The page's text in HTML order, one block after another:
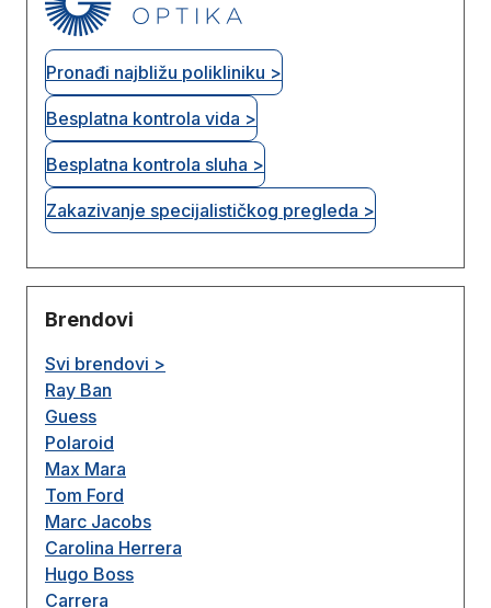
Pronađi najbližu polikliniku >
Besplatna kontrola vida >
Besplatna kontrola sluha >
Zakazivanje specijalističkog pregleda >
Brendovi
Svi brendovi >
Ray Ban
Guess
Polaroid
Max Mara
Tom Ford
Marc Jacobs
Carolina Herrera
Hugo Boss
Carrera